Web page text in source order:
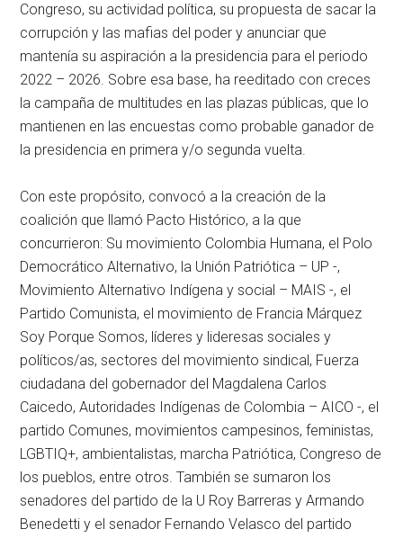
Congreso, su actividad política, su propuesta de sacar la
corrupción y las mafias del poder y anunciar que
mantenía su aspiración a la presidencia para el periodo
2022 – 2026. Sobre esa base, ha reeditado con creces
la campaña de multitudes en las plazas públicas, que lo
mantienen en las encuestas como probable ganador de
la presidencia en primera y/o segunda vuelta.
Con este propósito, convocó a la creación de la
coalición que llamó Pacto Histórico, a la que
concurrieron: Su movimiento Colombia Humana, el Polo
Democrático Alternativo, la Unión Patriótica – UP -,
Movimiento Alternativo Indígena y social – MAIS -, el
Partido Comunista, el movimiento de Francia Márquez
Soy Porque Somos, líderes y lideresas sociales y
políticos/as, sectores del movimiento sindical, Fuerza
ciudadana del gobernador del Magdalena Carlos
Caicedo, Autoridades Indígenas de Colombia – AICO -, el
partido Comunes, movimientos campesinos, feministas,
LGBTIQ+, ambientalistas, marcha Patriótica, Congreso de
los pueblos, entre otros. También se sumaron los
senadores del partido de la U Roy Barreras y Armando
Benedetti y el senador Fernando Velasco del partido